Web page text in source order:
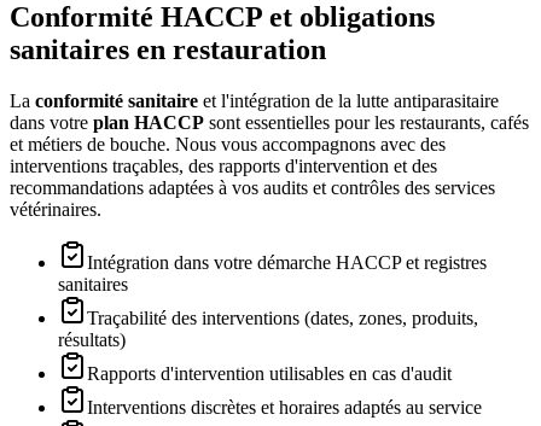
Conformité HACCP et obligations
sanitaires en restauration
La conformité sanitaire et l'intégration de la lutte antiparasitaire
dans votre plan HACCP sont essentielles pour les restaurants, cafés
et métiers de bouche. Nous vous accompagnons avec des
interventions traçables, des rapports d'intervention et des
recommandations adaptées à vos audits et contrôles des services
vétérinaires.
Intégration dans votre démarche HACCP et registres
sanitaires
Traçabilité des interventions (dates, zones, produits,
résultats)
Rapports d'intervention utilisables en cas d'audit
Interventions discrètes et horaires adaptés au service